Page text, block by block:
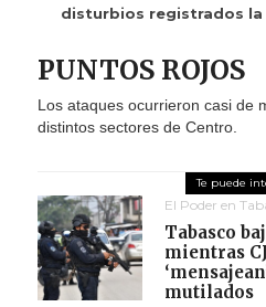
disturbios registrados la
PUNTOS ROJOS
Los ataques ocurrieron casi de
distintos sectores de Centro.
El Poder en
Tabasco
mientras
mutilados